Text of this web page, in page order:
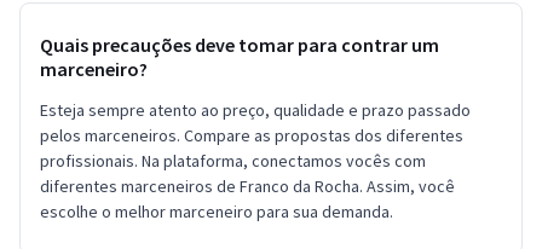
Quais precauções deve tomar para contrar um
marceneiro?
Esteja sempre atento ao preço, qualidade e prazo passado
pelos marceneiros. Compare as propostas dos diferentes
profissionais. Na plataforma, conectamos vocês com
diferentes marceneiros de Franco da Rocha. Assim, você
escolhe o melhor marceneiro para sua demanda.